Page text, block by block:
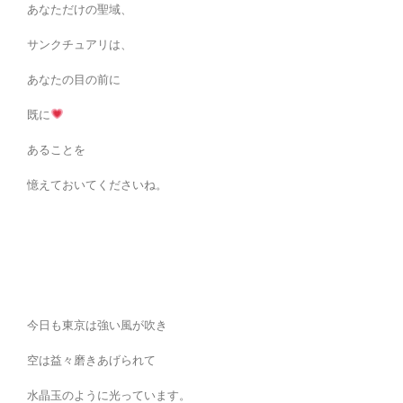
あなただけの聖域、
サンクチュアリは、
あなたの目の前に
既に
あることを
憶えておいてくださいね。
今日も東京は強い風が吹き
空は益々磨きあげられて
水晶玉のように光っています。